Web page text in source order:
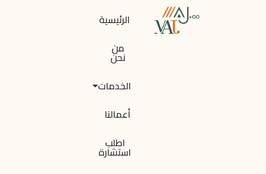
الرئيسية
من
نحن
الخدمات
أعمالنا
اطلب
استشارة